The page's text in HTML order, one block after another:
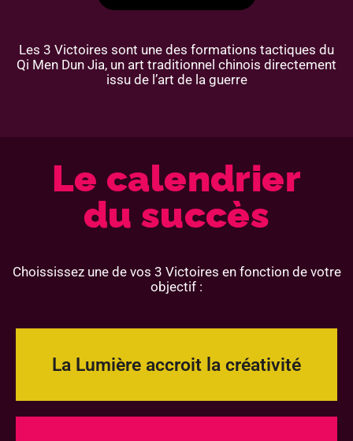
Les 3 Victoires sont une des formations tactiques du
Qi Men Dun Jia, un art traditionnel chinois directement
issu de l’art de la guerre
Le calendrier
du succès
Choississez une de vos 3 Victoires en fonction de votre
objectif :
La Lumière accroit la créativité